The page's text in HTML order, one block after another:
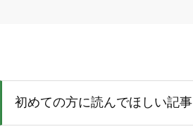
初めての方に読んでほしい記事